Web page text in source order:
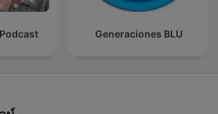
Generaciones BLU